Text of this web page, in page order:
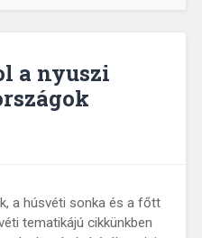
a nyuszi
a húsvéti sonka és a főtt
tematikájú cikkünkben